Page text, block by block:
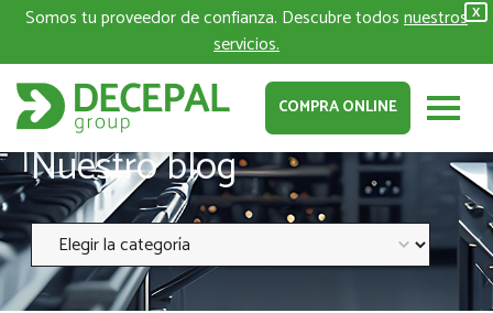
X
Somos tu proveedor de confianza. Descubre todosnuestros
servicios.
COMPRA ONLINE
Nuestro blog